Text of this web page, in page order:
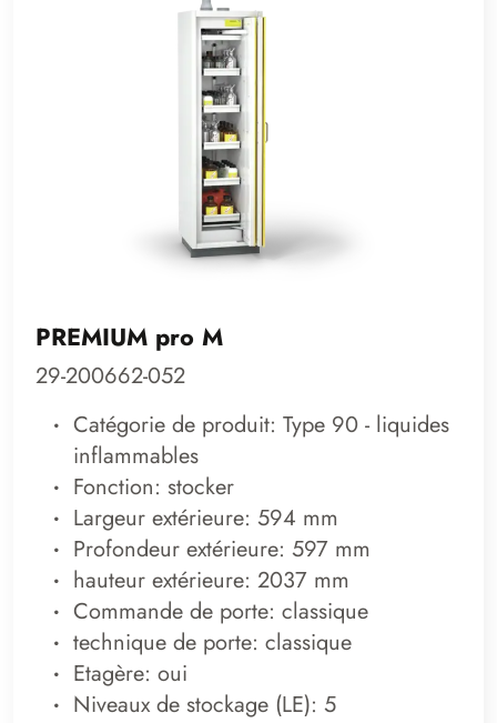
PREMIUM pro M
29-200662-052
Catégorie de produit: Type 90 - liquides
inflammables
Fonction: stocker
Largeur extérieure: 594 mm
Profondeur extérieure: 597 mm
hauteur extérieure: 2037 mm
Commande de porte: classique
technique de porte: classique
Etagère: oui
Niveaux de stockage (LE): 5